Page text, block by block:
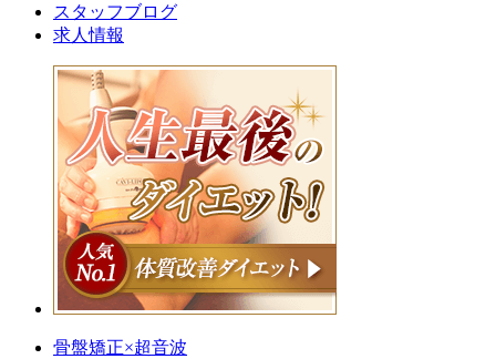
スタッフブログ
求人情報
骨盤矯正×超音波